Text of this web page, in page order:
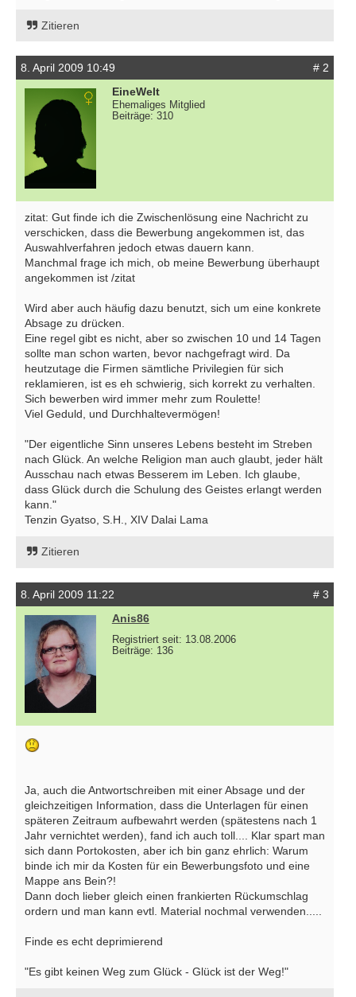
Zitieren
8. April 2009 10:49
# 2
EineWelt
Ehemaliges Mitglied
Beiträge: 310
zitat: Gut finde ich die Zwischenlösung eine Nachricht zu
verschicken, dass die Bewerbung angekommen ist, das
Auswahlverfahren jedoch etwas dauern kann.
Manchmal frage ich mich, ob meine Bewerbung überhaupt
angekommen ist /zitat
Wird aber auch häufig dazu benutzt, sich um eine konkrete
Absage zu drücken.
Eine regel gibt es nicht, aber so zwischen 10 und 14 Tagen
sollte man schon warten, bevor nachgefragt wird. Da
heutzutage die Firmen sämtliche Privilegien für sich
reklamieren, ist es eh schwierig, sich korrekt zu verhalten.
Sich bewerben wird immer mehr zum Roulette!
Viel Geduld, und Durchhaltevermögen!
"Der eigentliche Sinn unseres Lebens besteht im Streben
nach Glück. An welche Religion man auch glaubt, jeder hält
Ausschau nach etwas Besserem im Leben. Ich glaube,
dass Glück durch die Schulung des Geistes erlangt werden
kann."
Tenzin Gyatso, S.H., XIV Dalai Lama
Zitieren
8. April 2009 11:22
# 3
Anis86
Registriert seit: 13.08.2006
Beiträge: 136
Ja, auch die Antwortschreiben mit einer Absage und der
gleichzeitigen Information, dass die Unterlagen für einen
späteren Zeitraum aufbewahrt werden (spätestens nach 1
Jahr vernichtet werden), fand ich auch toll.... Klar spart man
sich dann Portokosten, aber ich bin ganz ehrlich: Warum
binde ich mir da Kosten für ein Bewerbungsfoto und eine
Mappe ans Bein?!
Dann doch lieber gleich einen frankierten Rückumschlag
ordern und man kann evtl. Material nochmal verwenden.....
Finde es echt deprimierend
"Es gibt keinen Weg zum Glück - Glück ist der Weg!"